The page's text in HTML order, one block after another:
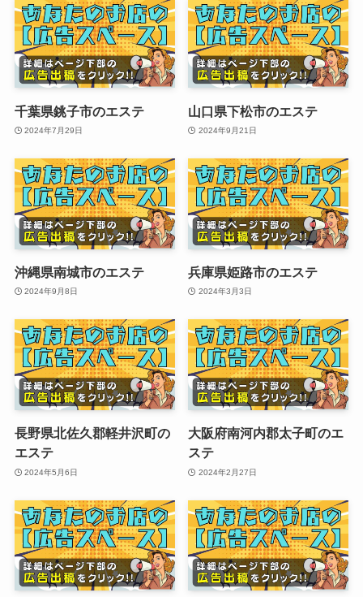
千葉県銚子市のエステ
2024年7月29日
山口県下松市のエステ
2024年9月21日
沖縄県南城市のエステ
2024年9月8日
兵庫県姫路市のエステ
2024年3月3日
長野県北佐久郡軽井沢町の
エステ
2024年5月6日
大阪府南河内郡太子町のエ
ステ
2024年2月27日